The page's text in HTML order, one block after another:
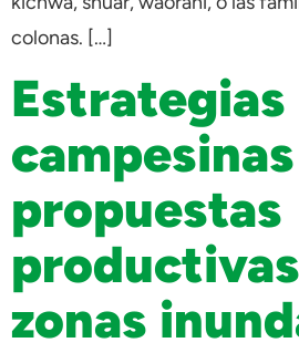
colonas. […]
Estrategias
propuestas
zonas